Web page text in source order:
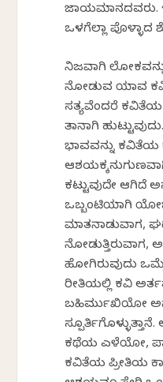
ಜಾಯಮಾನದವರು.
ಒಳಗೆಲ್ಲಾ
ನಿಜವಾಗಿ
ನೋಡುವ ಯಾವ
ಸತ್ಯವೆಂದರೆ ಕವಿತೆಯ
ತಾನಾಗಿ
ಭಾವವನ್ನು
ಕಟ್ಟುವುದೇ ಆಗಿದೆ
ಒಬ್ಬಂಟಿಯಾಗಿ
ಮಾತನಾಡುವಾಗ,
ನೋಡುತ್ತಿರುವಾಗ,
ಹೋಗಿರುವುದು
ರೀತಿಯಲ್ಲಿ ಕವಿ
ಬಹಿರ್ಮುಖಿಯೋ
ಕಥೆಯ ಎಳೆಯೋ,
ಕವಿತೆಯ ಪ್ರೀತಿಯ